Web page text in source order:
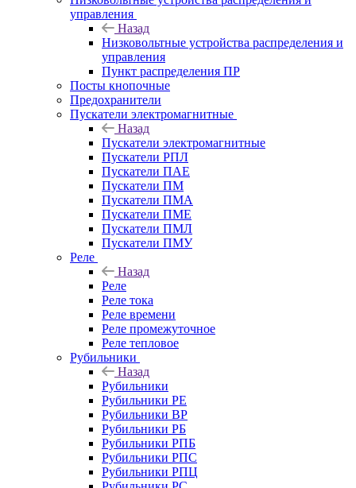
управления
Назад
Низковольтные устройства распределения и
управления
Пункт распределения ПР
Посты кнопочные
Предохранители
Пускатели электромагнитные
Назад
Пускатели электромагнитные
Пускатели РПЛ
Пускатели ПАЕ
Пускатели ПМ
Пускатели ПМА
Пускатели ПМЕ
Пускатели ПМЛ
Пускатели ПМУ
Реле
Назад
Реле
Реле тока
Реле времени
Реле промежуточное
Реле тепловое
Рубильники
Назад
Рубильники
Рубильники РЕ
Рубильники ВР
Рубильники РБ
Рубильники РПБ
Рубильники РПС
Рубильники РПЦ